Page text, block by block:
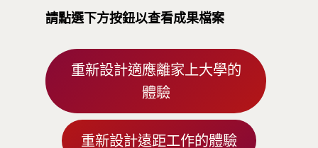
請點選下方按鈕以查看成果檔案
重新設計適應離家上大學的
體驗
重新設計遠距工作的體驗